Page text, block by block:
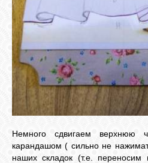
Немного сдвигаем верхнюю
карандашом ( сильно не
наших складок (т.е. переносим